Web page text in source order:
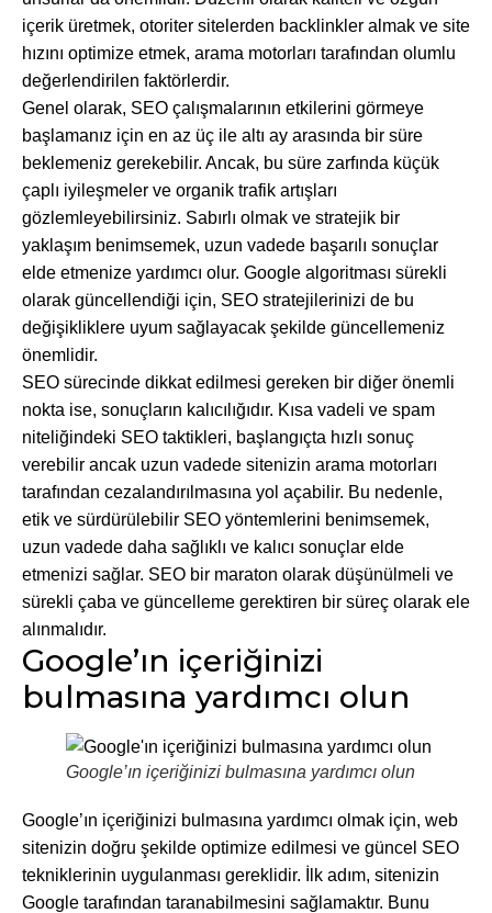
içerik üretmek, otoriter sitelerden backlinkler almak ve site
hızını optimize etmek, arama motorları tarafından olumlu
değerlendirilen faktörlerdir.
Genel olarak, SEO çalışmalarının etkilerini görmeye
başlamanız için en az üç ile altı ay arasında bir süre
beklemeniz gerekebilir. Ancak, bu süre zarfında küçük
çaplı iyileşmeler ve organik trafik artışları
gözlemleyebilirsiniz. Sabırlı olmak ve stratejik bir
yaklaşım benimsemek, uzun vadede başarılı sonuçlar
elde etmenize yardımcı olur. Google algoritması sürekli
olarak güncellendiği için, SEO stratejilerinizi de bu
değişikliklere uyum sağlayacak şekilde güncellemeniz
önemlidir.
SEO sürecinde dikkat edilmesi gereken bir diğer önemli
nokta ise, sonuçların kalıcılığıdır. Kısa vadeli ve spam
niteliğindeki SEO taktikleri, başlangıçta hızlı sonuç
verebilir ancak uzun vadede sitenizin arama motorları
tarafından cezalandırılmasına yol açabilir. Bu nedenle,
etik ve sürdürülebilir SEO yöntemlerini benimsemek,
uzun vadede daha sağlıklı ve kalıcı sonuçlar elde
etmenizi sağlar. SEO bir maraton olarak düşünülmeli ve
sürekli çaba ve güncelleme gerektiren bir süreç olarak ele
alınmalıdır.
Google’ın içeriğinizi
bulmasına yardımcı olun
Google’ın içeriğinizi bulmasına yardımcı olun
Google’ın içeriğinizi bulmasına yardımcı olmak için, web
sitenizin doğru şekilde optimize edilmesi ve güncel SEO
tekniklerinin uygulanması gereklidir. İlk adım, sitenizin
Google tarafından taranabilmesini sağlamaktır. Bunu